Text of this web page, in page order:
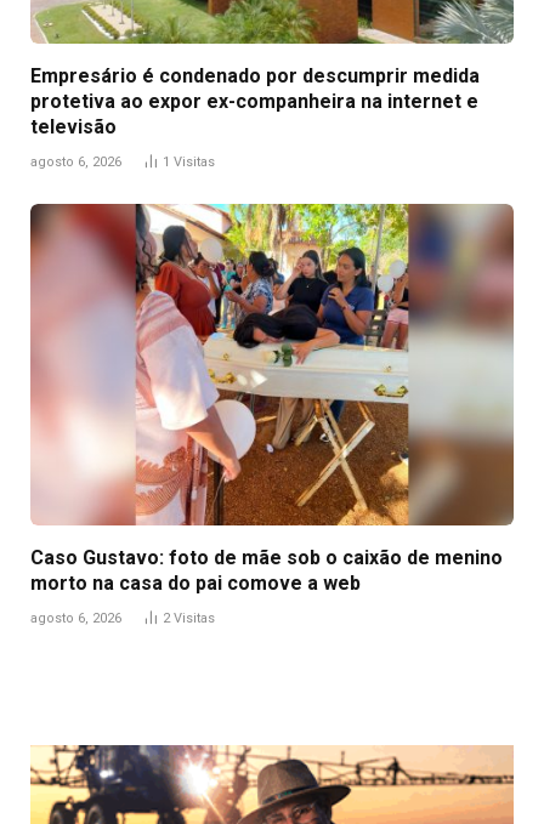
Empresário é condenado por descumprir medida
protetiva ao expor ex-companheira na internet e
televisão
agosto 6, 2026 1 Visitas
Caso Gustavo: foto de mãe sob o caixão de menino
morto na casa do pai comove a web
agosto 6, 2026 2Visitas